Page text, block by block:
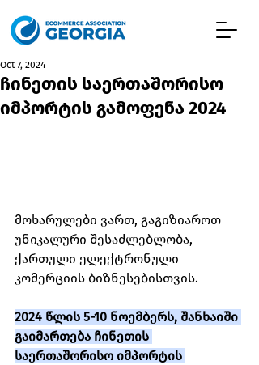
ჩინეთის საერთაშორისო
იმპორტის გამოფენა 2024
Oct 7, 2024
მოხარულები ვართ, გაგიზიაროთ
უნიკალური შესაძლებლობა,
ქართული ელექტრონული
კომერციის ბიზნესებისთვის.
2024 წლის 5-10 ნოემბერს, შანხაიში
გაიმართება ჩინეთის
საერთაშორისო იმპორტის